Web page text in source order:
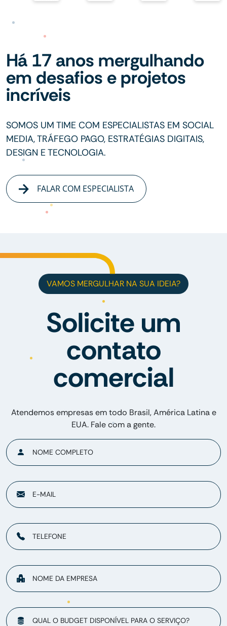
Há 17 anos mergulhando
em desafios e projetos
incríveis
SOMOS UM TIME COM ESPECIALISTAS EM SOCIAL
MEDIA, TRÁFEGO PAGO, ESTRATÉGIAS DIGITAIS,
DESIGN E TECNOLOGIA.
FALAR COM ESPECIALISTA
VAMOS MERGULHAR NA SUA IDEIA?
Solicite um
contato
comercial
Atendemos empresas em todo Brasil, América Latina e
EUA. Fale com a gente.
NOME COMPLETO
E-MAIL
TELEFONE
NOME DA EMPRESA
QUAL O BUDGET DISPONÍVEL PARA O SERVIÇO?